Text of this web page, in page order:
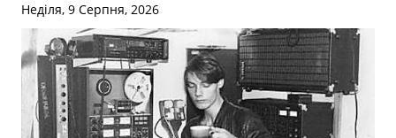
Неділя, 9 Серпня, 2026